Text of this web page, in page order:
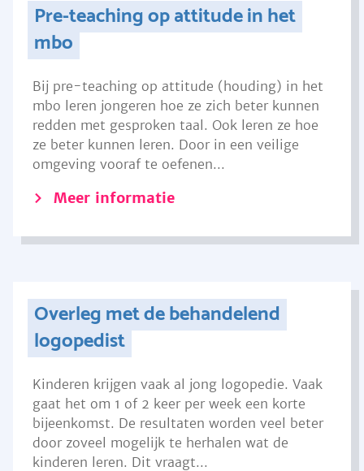
Pre-teaching op attitude in het
mbo
Bij pre-teaching op attitude (houding) in het
mbo leren jongeren hoe ze zich beter kunnen
redden met gesproken taal. Ook leren ze hoe
ze beter kunnen leren. Door in een veilige
omgeving vooraf te oefenen...
Meer informatie
Overleg met de behandelend
logopedist
Kinderen krijgen vaak al jong logopedie. Vaak
gaat het om 1 of 2 keer per week een korte
bijeenkomst. De resultaten worden veel beter
door zoveel mogelijk te herhalen wat de
kinderen leren. Dit vraagt...